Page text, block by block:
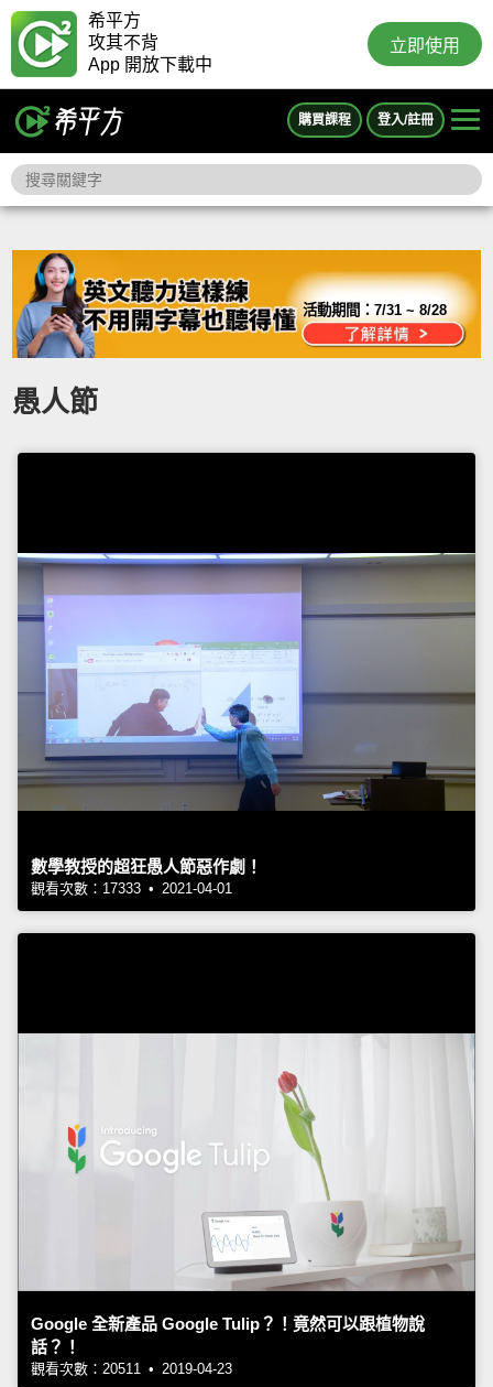
希平方
攻其不背
App 開放下載中
立即使用
購買課程 登入/註冊
活動期間：7/31 ~ 8/28
愚人節
數學教授的超狂愚人節惡作劇！
觀看次數：17333 • 2021-04-01
Google 全新產品 Google Tulip？！竟然可以跟植物說
話？！
觀看次數：20511 • 2019-04-23